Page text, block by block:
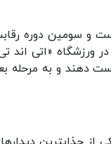
و سومین دوره رقابت
در ورزشگاه «اتی‌ اند تی»
دهند و به مرحله بعد